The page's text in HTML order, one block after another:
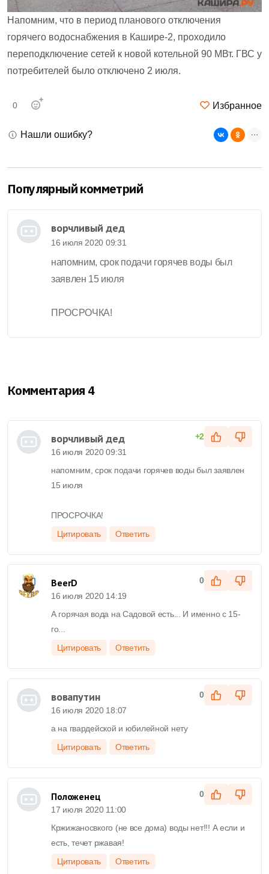
Напомним, что в период планового отключения
горячего водоснабжения в Кашире-2, проходило
переподключение сетей к новой котельной 90 МВт. ГВС у
потребителей было отключено 2 июля.
0 Избранное
Нашли ошибку?
Популярный комметрий
ворчливый дед
16 июля 2020 09:31
напомним, срок подачи горячев воды был
заявлен 15 июля
ПРОСРОЧКА!
Комментария 4
ворчливый дед
16 июля 2020 09:31
+2
напомним, срок подачи горячев воды был заявлен
15 июля
ПРОСРОЧКА!
Цитировать
Ответить
BeerD
16 июля 2020 14:19
0
А горячая вода на Садовой есть... И именно с 15-
го...
Цитировать
Ответить
вовапутин
16 июля 2020 18:07
0
а на гвардейской и юбилейной нету
Цитировать
Ответить
Положенец
17 июля 2020 11:00
0
Кржижаносвкого (не все дома) воды нет!!! А если и
есть, течет ржавая!
Цитировать
Ответить